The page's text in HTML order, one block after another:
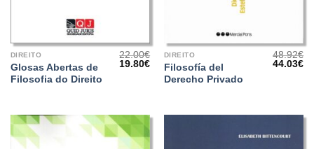
DIREITO
Glosas Abertas de
Filosofia do Direito
22.00€
O
19.80€O
preço
atual
DIREITO
Filosofía del
Derecho Privado
48.92€
O
44.03€O